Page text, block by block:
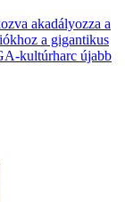
akadályozza a
a gigantikus
kultúrharc újabb